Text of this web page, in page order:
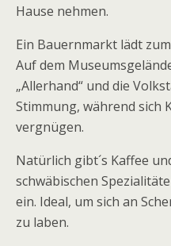
Hause nehmen.
Ein Bauernmarkt lädt
Auf dem
„Allerhand“ und die
Stimmung, während sich
vergnügen.
Natürlich gibt´s Kaffee
schwäbischen
ein. Ideal, um sich an
zu laben.